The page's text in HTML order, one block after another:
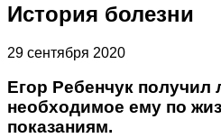
История болезни
29 сентября 2020
Егор Ребенчук получил
необходимое ему по
показаниям.